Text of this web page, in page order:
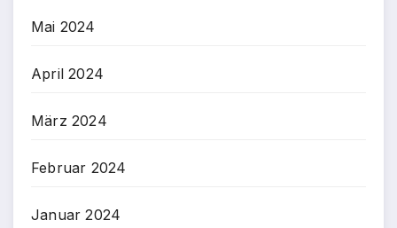
Mai 2024
April 2024
März 2024
Februar 2024
Januar 2024